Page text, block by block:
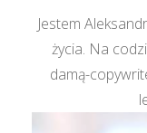
Jestem
życia. Na
damą-